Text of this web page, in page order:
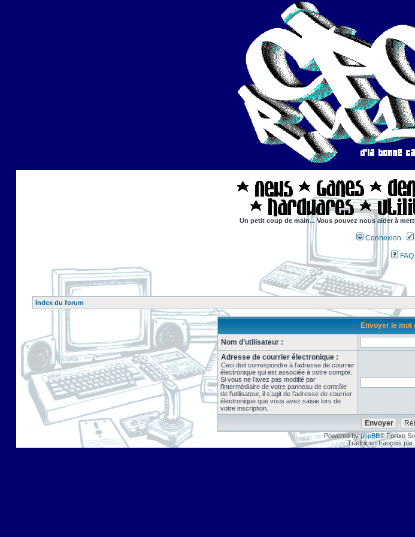
Un petit coup de main... Vous pouvez nous aider à
Connexion
FAQ
Index du forum
Envoyer le mot
Nom d’utilisateur :
Adresse de courrier électronique :
Ceci doit correspondre à l’adresse de courrier
électronique qui est associée à votre compte.
Si vous ne l’avez pas modifié par
l’intermédiaire de votre panneau de contrôle
de l’utilisateur, il s’agit de l’adresse de courrier
électronique que vous avez saisie lors de
votre inscription.
Powered byphpBB® Forum
Traduit en français par